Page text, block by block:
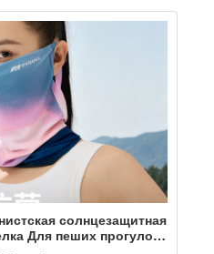
солнцезащитная
Для пеших прогулок
ветрозащитный